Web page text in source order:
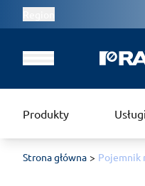
Produkty Usługi
Strona główna Pojemnik